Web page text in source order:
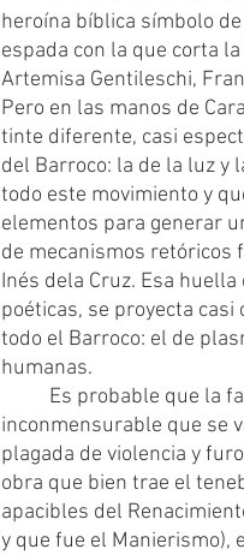
heroína bíblica símbolo
espada con la que corta
Artemisa Gentileschi,
Pero en las manos de
tinte diferente, casi
del Barroco: la de la luz y
todo este movimiento y
elementos para generar
de mecanismos retóricos
Inés dela Cruz. Esa
poéticas, se proyecta
todo el Barroco: el de
humanas.
inconmensurable que se
plagada de violencia y
obra que bien trae el
apacibles del
y que fue el Manierismo),